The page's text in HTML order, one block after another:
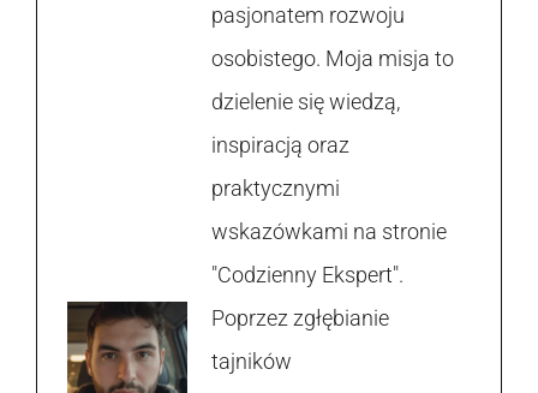
pasjonatem rozwoju
osobistego. Moja misja to
dzielenie się wiedzą,
inspiracją oraz
praktycznymi
wskazówkami na stronie
"Codzienny Ekspert".
Poprzez zgłębianie
tajników